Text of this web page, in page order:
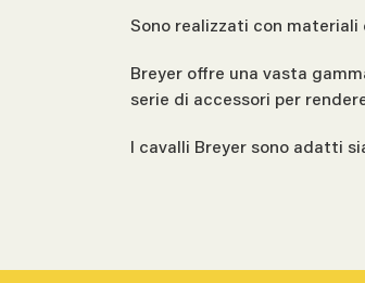
Sono realizzati con
Breyer offre una vasta
serie di accessori per
I cavalli Breyer sono adatti